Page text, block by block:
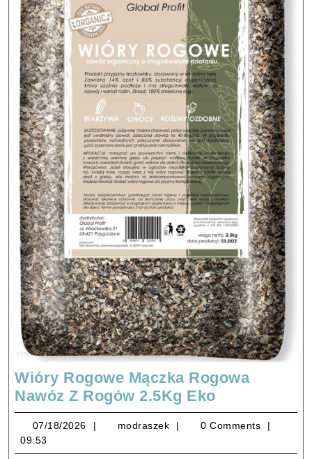
Wióry Rogowe Mączka Rogowa
Nawóz Z Rogów 2.5Kg EkoWióry
Rogowe
Mączka
Rogowa
07/18/2026 07/18/2026
modraszek modraszek
0 Comments
09:53